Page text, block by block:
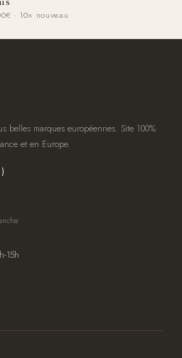
· 10× nouveau
belles marques européennes. Site 100%
et en Europe.
15h